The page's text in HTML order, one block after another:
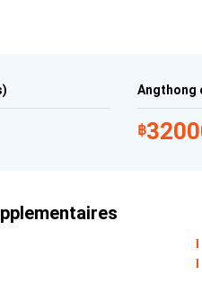
Angthong
฿